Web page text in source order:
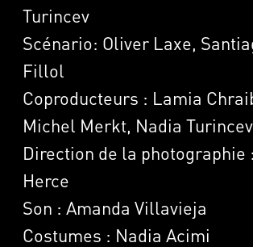
Turincev
Scénario: Oliver Laxe,
Fillol
Coproducteurs : Lamia
Michel Merkt, Nadia Turincev
Direction de la photographie
Herce
Son : Amanda Villavieja
Costumes : Nadia Acimi